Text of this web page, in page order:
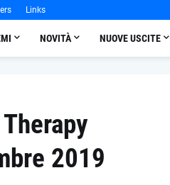
Links
NOVITÀ NUOVE USCITE
2019